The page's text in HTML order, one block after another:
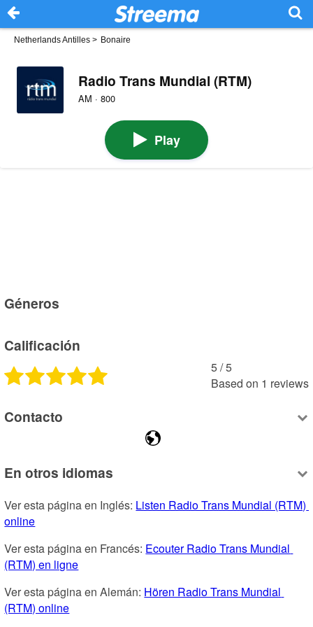
Netherlands Antilles > Bonaire
Radio Trans Mundial (RTM)
AM · 800
Play
Géneros
Calificación
5 /5
Based on 1 reviews
Contacto
En otros idiomas
Ver esta página en Inglés: Listen Radio Trans Mundial (RTM)
online
Ver esta página en Francés: Ecouter Radio Trans Mundial
(RTM) en ligne
Ver esta página en Alemán: Hören Radio Trans Mundial
(RTM) online